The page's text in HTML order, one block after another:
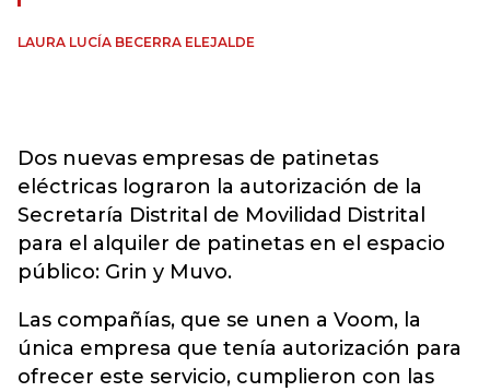
LAURA LUCÍA BECERRA ELEJALDE
Dos nuevas empresas de patinetas
eléctricas lograron la autorización de la
Secretaría Distrital de Movilidad Distrital
para el alquiler de patinetas en el espacio
público: Grin y Muvo.
Las compañías, que se unen a Voom, la
única empresa que tenía autorización para
ofrecer este servicio, cumplieron con las